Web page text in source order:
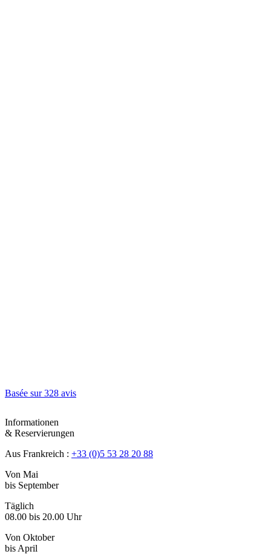
Basée sur328 avis
Informationen
& Reservierungen
Aus Frankreich : +33 (0)5 53 28 20 88
Von Mai
bis September
Täglich
08.00 bis 20.00 Uhr
Von Oktober
bis April